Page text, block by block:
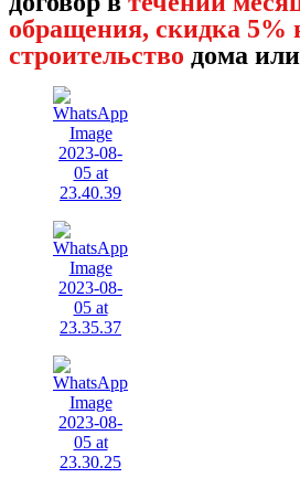
обращения, скидка 5%
строительство дома